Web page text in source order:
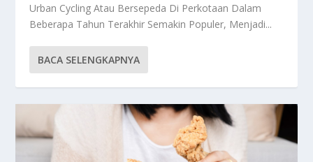
Urban Cycling Atau Bersepeda Di Perkotaan Dalam
Beberapa Tahun Terakhir Semakin Populer, Menjadi...
BACA SELENGKAPNYA